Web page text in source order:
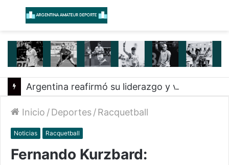
Menú
Inicio /Deportes/Racquetball
Noticias Racquetball
Fernando Kurzbard: